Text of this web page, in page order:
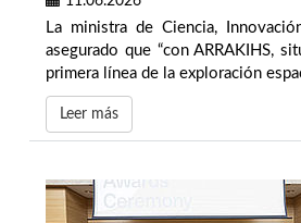
La ministra de Ciencia,
asegurado que “con ARRAKIHS,
primera línea de la exploración
Leer más